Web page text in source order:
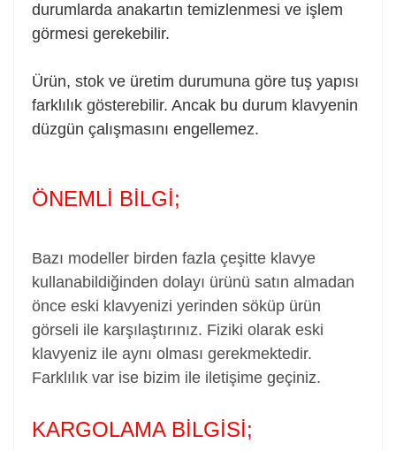
durumlarda anakartın temizlenmesi ve işlem
görmesi gerekebilir.
Ürün, stok ve üretim durumuna göre tuş yapısı
farklılık gösterebilir. Ancak bu durum klavyenin
düzgün çalışmasını engellemez.
ÖNEMLİ BİLGİ;
Bazı modeller birden fazla çeşitte klavye
kullanabildiğinden dolayı ürünü satın almadan
önce eski klavyenizi yerinden söküp ürün
görseli ile karşılaştırınız. Fiziki olarak eski
klavyeniz ile aynı olması gerekmektedir.
Farklılık var ise bizim ile iletişime geçiniz.
KARGOLAMA BİLGİSİ;